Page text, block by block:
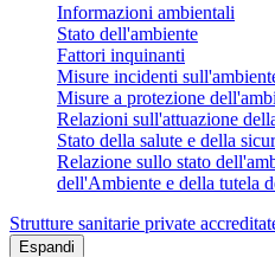
Informazioni ambientali
Stato dell'ambiente
Fattori inquinanti
Misure incidenti
Misure a protezione
Relazioni sull'attuazione
Stato della salute e della
Relazione sullo stato
dell'Ambiente e della tutela
Strutture sanitarie private
Espandi